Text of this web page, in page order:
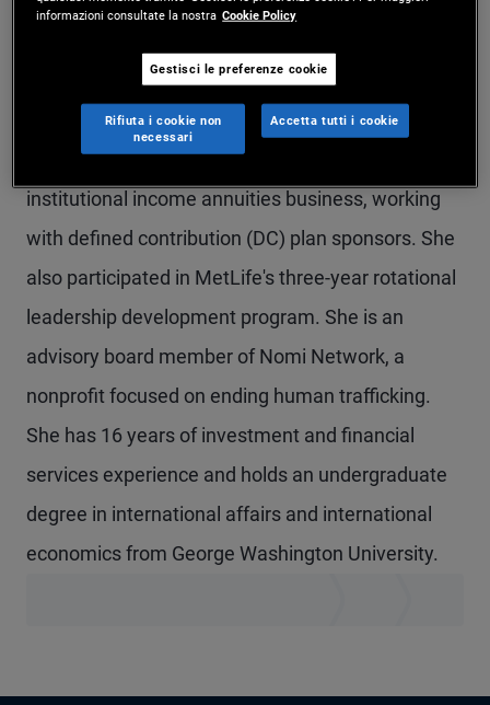
advisors. Previously, she led the retirement
marketing team. Prior to joining PIMCO in 2021,
she was an account executive in MetLife's
institutional income annuities business, working
with defined contribution (DC) plan sponsors. She
also participated in MetLife's three-year rotational
leadership development program. She is an
advisory board member of Nomi Network, a
nonprofit focused on ending human trafficking.
She has 16 years of investment and financial
services experience and holds an undergraduate
degree in international affairs and international
economics from George Washington University.
informazioni consultate la nostra Cookie Policy
Gestisci le preferenze cookie
Rifiuta i cookie non
necessari
Accetta tutti i cookie